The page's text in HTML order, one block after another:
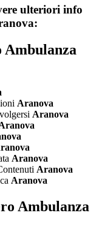
ulteriori info
Ambulanza
Aranova
Aranova
Aranova
Aranova
Aranova
Ambulanza